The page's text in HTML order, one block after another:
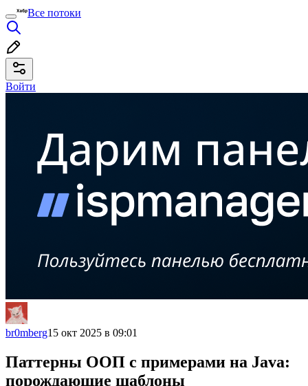
Все потоки
Войти
br0mberg15 окт 2025 в 09:01
Паттерны ООП c примерами на Java:
порождающие шаблоны